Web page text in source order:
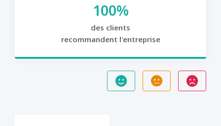
100%
des clients
recommandent l'entreprise